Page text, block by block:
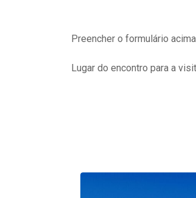
Preencher o formulário
Lugar do encontro para a